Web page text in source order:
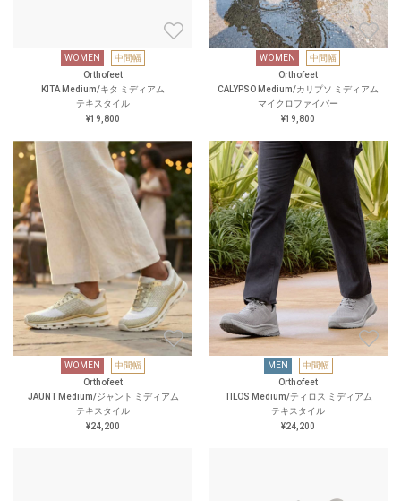
WOMEN
中間幅
Orthofeet
KITA Medium/キタ ミディアム
テキスタイル
¥19,800
WOMEN
中間幅
Orthofeet
CALYPSO Medium/カリプソ ミディアム
マイクロファイバー
¥19,800
WOMEN
中間幅
Orthofeet
JAUNT Medium/ジャント ミディアム
テキスタイル
¥24,200
MEN
中間幅
Orthofeet
TILOS Medium/ティロス ミディアム
テキスタイル
¥24,200